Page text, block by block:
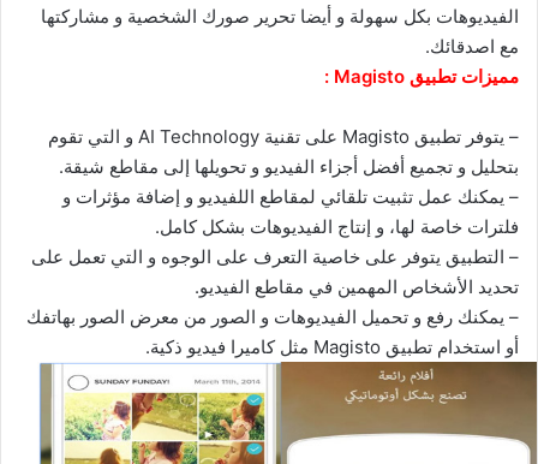
الفيديوهات بكل سهولة و أيضا تحرير صورك الشخصية و مشاركتها
مع اصدقائك.
مميزات تطبيق Magisto :
– يتوفر تطبيق Magisto على تقنية AI Technology و التي تقوم
بتحليل و تجميع أفضل أجزاء الفيديو و تحويلها إلى مقاطع شيقة.
– يمكنك عمل تثبيت تلقائي لمقاطع اللفيديو و إضافة مؤثرات و
فلترات خاصة لها، و إنتاج الفيديوهات بشكل كامل.
– التطبيق يتوفر على خاصية التعرف على الوجوه و التي تعمل على
تحديد الأشخاص المهمين في مقاطع الفيديو.
– يمكنك رفع و تحميل الفيديوهات و الصور من معرض الصور بهاتفك
أو استخدام تطبيق Magisto مثل كاميرا فيديو ذكية.